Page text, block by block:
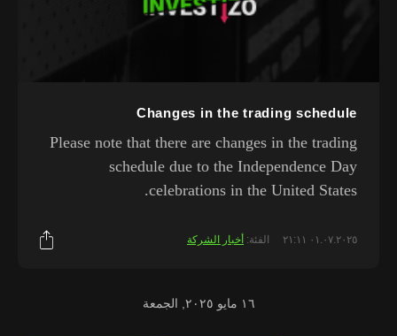
Changes in the trading schedule
Please note that there are changes in the trading
schedule due to the Independence Day
celebrations in the United States.
٠١.٠٧.٢٠٢٥ ٢١:١١ الفئة: أخبار الشركة
١٦ مايو ٢٠٢٥, الجمعة